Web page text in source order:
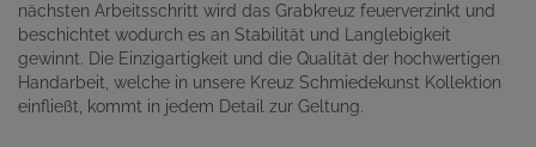
nächsten Arbeitsschritt wird das Grabkreuz feuerverzinkt und
beschichtet wodurch es an Stabilität und Langlebigkeit
gewinnt. Die Einzigartigkeit und die Qualität der hochwertigen
Handarbeit, welche in unsere Kreuz Schmiedekunst Kollektion
einfließt, kommt in jedem Detail zur Geltung.